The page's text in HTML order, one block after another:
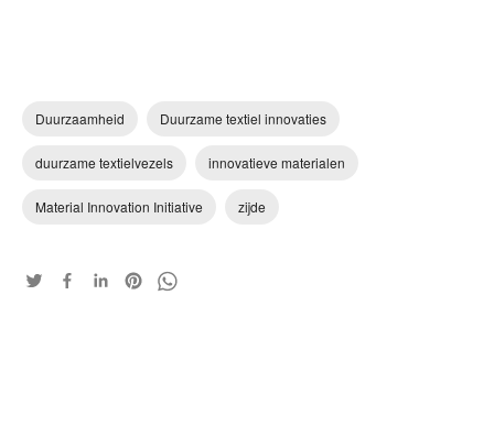
Duurzaamheid Duurzame textiel innovaties
duurzame textielvezels innovatieve materialen
Material Innovation Initiative zijde